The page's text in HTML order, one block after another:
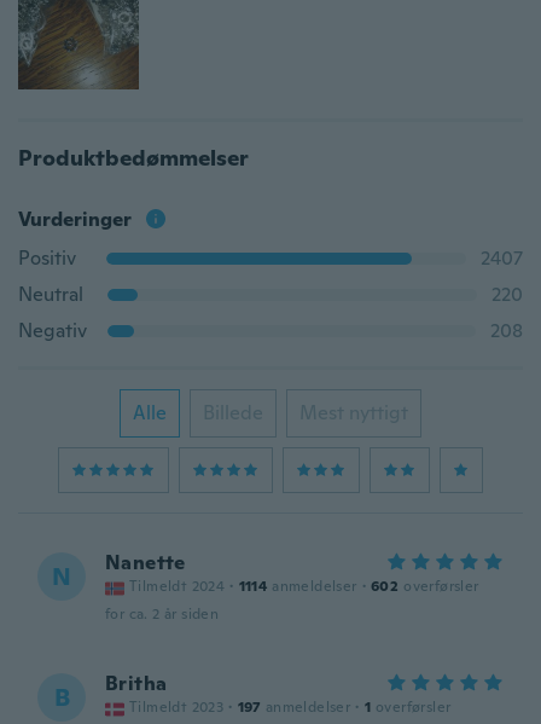
Produktbedømmelser
Vurderinger
Positiv
2407
Neutral
220
Negativ
208
Alle Billede Mest nyttigt
N Nanette
Tilmeldt 2024 · 1114 anmeldelser · 602 overførsler
for ca. 2 år siden
B Britha
Tilmeldt 2023 · 197 anmeldelser · 1 overførsler